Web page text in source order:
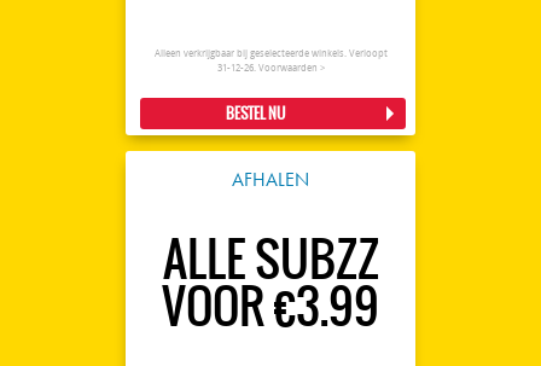
Alleen verkrijgbaar bij geselecteerde winkels. Verloopt
31-12-26. Voorwaarden >
BESTEL NU
AFHALEN
ALLE SUBZZ
VOOR €3.99